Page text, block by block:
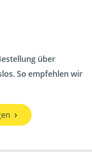
über
So empfehlen wir